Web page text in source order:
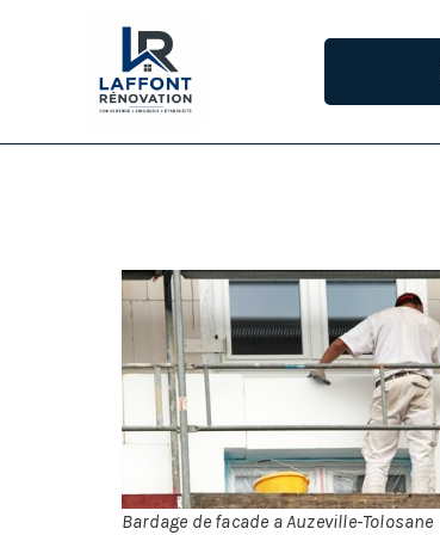
Bardage de facade a Auzeville-Tolosane